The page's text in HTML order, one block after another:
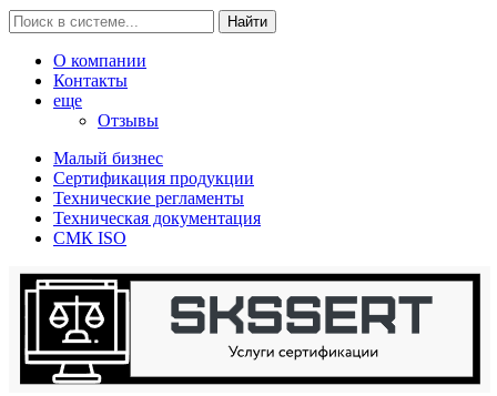
Найти
О компании
Контакты
еще
Отзывы
Малый бизнес
Сертификация продукции
Технические регламенты
Техническая документация
СМК ISO